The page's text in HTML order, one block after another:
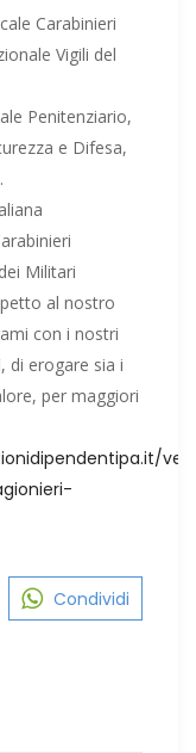
Carabinieri
Vigili del
Penitenziario,
e Difesa,
Militari
al nostro
con i nostri
di erogare sia i
per maggiori
Condividi